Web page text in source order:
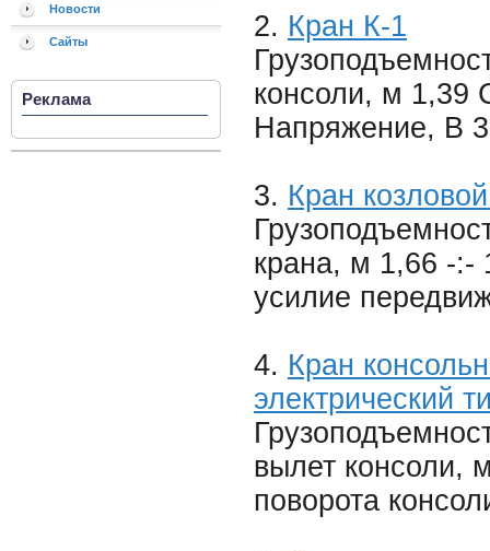
Новости
Сайты
Реклама
2. Кран К-1
консоли, м 1,39
Напряжение, В
3. Кран
крана, м 1,66 -:-
усилие
4. Кран
электрический
вылет консоли,
поворота